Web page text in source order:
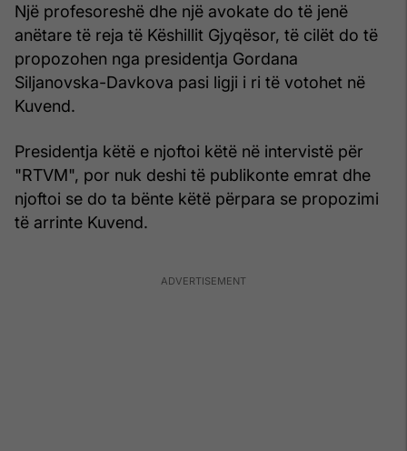
Një profesoreshë dhe një avokate do të jenë
anëtare të reja të Këshillit Gjyqësor, të cilët do të
propozohen nga presidentja Gordana
Siljanovska-Davkova pasi ligji i ri të votohet në
Kuvend.
Presidentja këtë e njoftoi këtë në intervistë për
"RTVM", por nuk deshi të publikonte emrat dhe
njoftoi se do ta bënte këtë përpara se propozimi
të arrinte Kuvend.